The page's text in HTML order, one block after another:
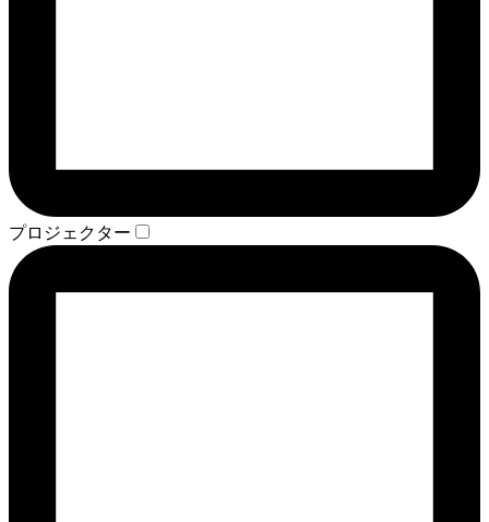
プロジェクター